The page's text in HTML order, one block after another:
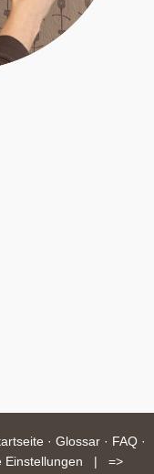
· Glossar · FAQ ·
Einstellungen | =>